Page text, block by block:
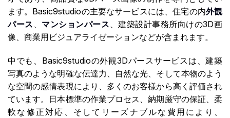
ます。Basic9studioの主要なサービスには、住宅の内外観
パース 、 マンションパース 、建築設計事務所向けの3D画
像、商業用ビジュアライゼーションなどが含まれます。
中でも、Basic9studioの外観3Dパースサービスは、建築
写真のような明確な伝達力、自然な光、そして本物のよう
な空間の感情表現により、多くのお客様から高く評価され
ています。日本標準の作業プロセス、納期厳守の保証、柔
軟な修正対応、そしてリーズナブルな費用により、